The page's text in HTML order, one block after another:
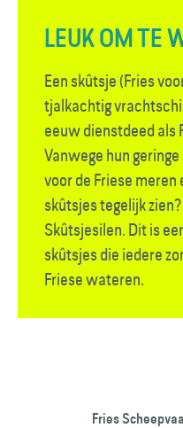
LEUK OM TE
Een skûtsje (Fries
tjalkachtig
eeuw dienstdeed als
Vanwege hun
voor de Friese
skûtsjes tegelijk
Skûtsjesilen. Dit is
skûtsjes die iedere
Friese wateren.
Fries